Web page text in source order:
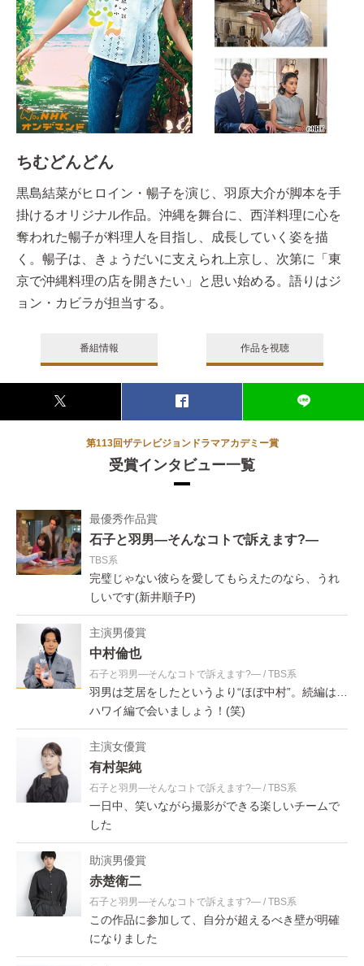
ちむどんどん
黒島結菜がヒロイン・暢子を演じ、羽原大介が脚本を手
掛けるオリジナル作品。沖縄を舞台に、西洋料理に心を
奪われた暢子が料理人を目指し、成長していく姿を描
く。暢子は、きょうだいに支えられ上京し、次第に「東
京で沖縄料理の店を開きたい」と思い始める。語りはジ
ョン・カビラが担当する。
番組情報 作品を視聴
第113回ザテレビジョンドラマアカデミー賞
受賞インタビュー一覧
最優秀作品賞
石子と羽男―そんなコトで訴えます?―
TBS系
完璧じゃない彼らを愛してもらえたのなら、うれ
しいです(新井順子P)
主演男優賞
中村倫也
石子と羽男―そんなコトで訴えます?― TBS系
羽男は芝居をしたというより“ほぼ中村”。続編は…
ハワイ編で会いましょう！(笑)
主演女優賞
有村架純
石子と羽男―そんなコトで訴えます?― TBS系
一日中、笑いながら撮影ができる楽しいチームで
した
助演男優賞
赤楚衛二
石子と羽男―そんなコトで訴えます?― TBS系
この作品に参加して、自分が超えるべき壁が明確
になりました